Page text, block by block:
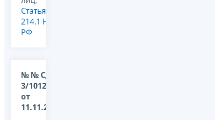
Статья
214.1 НК
РФ
№ № СД-4-
3/10127@
от
11.11.2025